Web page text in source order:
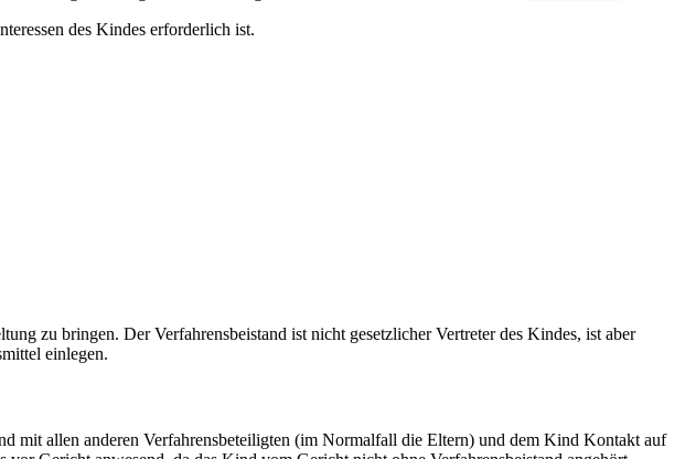
des Kindes erforderlich ist.
zu bringen. Der Verfahrensbeistand ist nicht gesetzlicher Vertreter des Kindes, ist aber
einlegen.
mit allen anderen Verfahrensbeteiligten (im Normalfall die Eltern) und dem Kind Kontakt auf